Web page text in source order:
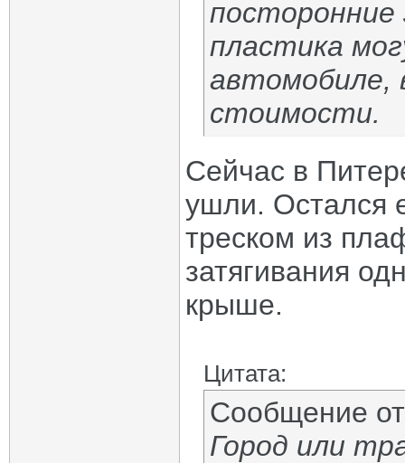
посторонние
пластика
автомобиле,
стоимости.
Сейчас в
ушли. Остался
треском из
затягивания
крыше.
Цитата:
Сообщение
Город или